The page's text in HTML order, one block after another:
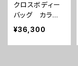
クロスボディー
バッグ カラー/
シティーサンセッ
ト ■配送まで
約１か月
¥36,300